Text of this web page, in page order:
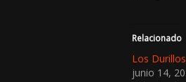
Relacionado
Los
junio 14,